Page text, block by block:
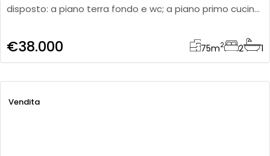
disposto: a piano terra fondo e wc; a piano primo cucina
€38.000 75m2 2 1
Vendita